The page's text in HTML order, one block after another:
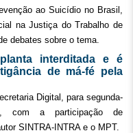
ao Suicídio no Brasil,
na Justiça do Trabalho de
debates sobre o tema.
interditada e é
de má-fé pela
Digital, para segunda-
com a participação de
SINTRA-INTRA e o MPT.